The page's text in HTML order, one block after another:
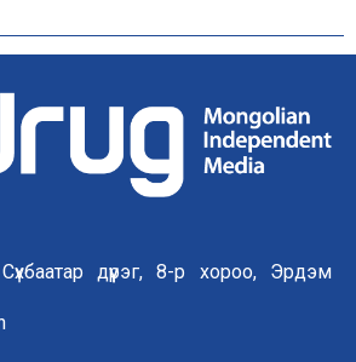
дүүрэг, 8-р хороо, Эрдэм